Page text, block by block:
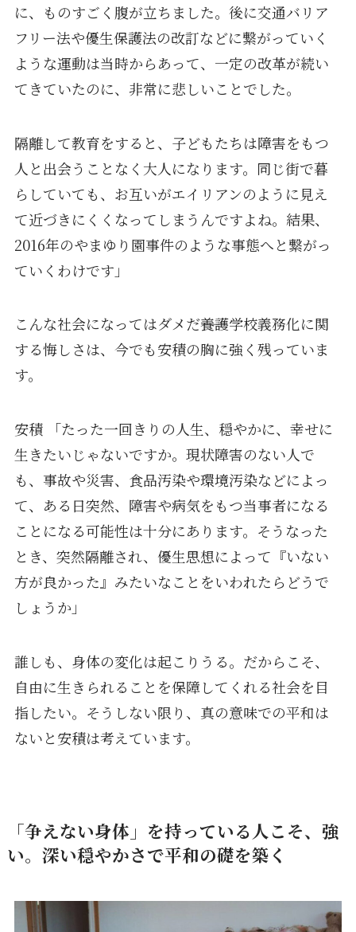
に、ものすごく腹が立ちました。後に交通バリア
フリー法や優生保護法の改訂などに繋がっていく
ような運動は当時からあって、一定の改革が続い
てきていたのに、非常に悲しいことでした。
隔離して教育をすると、子どもたちは障害をもつ
人と出会うことなく大人になります。同じ街で暮
らしていても、お互いがエイリアンのように見え
て近づきにくくなってしまうんですよね。結果、
2016年のやまゆり園事件のような事態へと繋がっ
ていくわけです」
こんな社会になってはダメだ――養護学校義務化に関
する悔しさは、今でも安積の胸に強く残っていま
す。
安積 「たった一回きりの人生、穏やかに、幸せに
生きたいじゃないですか。現状障害のない人で
も、事故や災害、食品汚染や環境汚染などによっ
て、ある日突然、障害や病気をもつ当事者になる
ことになる可能性は十分にあります。そうなった
とき、突然隔離され、優生思想によって『いない
方が良かった』みたいなことをいわれたらどうで
しょうか」
誰しも、身体の変化は起こりうる。だからこそ、
自由に生きられることを保障してくれる社会を目
指したい。そうしない限り、真の意味での平和は
ないと安積は考えています。
「争えない身体」を持っている人こそ、強
い。深い穏やかさで平和の礎を築く